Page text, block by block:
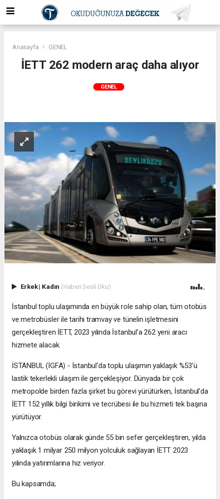
Anasayfa GENEL
İETT 262 modern araç daha alıyor
GENEL
Erkek| Kadın (Haberi Sesli Oku)
İstanbul toplu ulaşımında en büyük role sahip olan, tüm otobüs
ve metrobüsler ile tarihi tramvay ve tünelin işletmesini
gerçekleştiren İETT, 2023 yılında İstanbul’a 262 yeni aracı
hizmete alacak.
İSTANBUL (İGFA) - İstanbul’da toplu ulaşımın yaklaşık %53’ü
lastik tekerlekli ulaşım ile gerçekleşiyor. Dünyada bir çok
metropolde birden fazla şirket bu görevi yürütürken, İstanbul’da
İETT 152 yıllık bilgi birikimi ve tecrübesi ile bu hizmeti tek başına
yürütüyor.
Yalnızca otobüs olarak günde 55 bin sefer gerçekleştiren, yılda
yaklaşık 1 milyar 250 milyon yolculuk sağlayan İETT 2023
yılında yatırımlarına hız veriyor.
Bu kapsamda;